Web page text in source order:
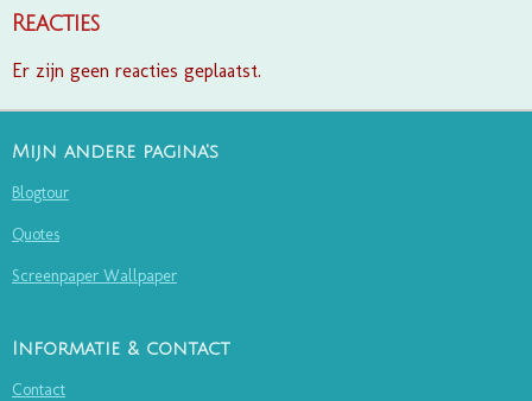
Reacties
Er zijn geen reacties geplaatst.
Mijn andere pagina's
Blogtour
Quotes
Screenpaper Wallpaper
Informatie & contact
Contact